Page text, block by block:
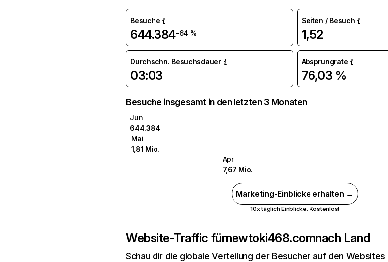
Besuche
644.384-64 %
Seiten / Besuch
1,52
Durchschn. Besuchsdauer
03:03
Absprungrate
76,03 %
Besuche insgesamt in den letzten 3 Monaten
Jun
644.384
Mai
1,81 Mio.
Apr
7,67 Mio.
Marketing-Einblicke erhalten →
10x täglich Einblicke. Kostenlos!
Website-Traffic fürnewtoki468.comnach Land
Schau dir die globale Verteilung der Besucher auf den Websites